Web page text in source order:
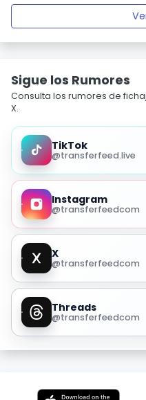
Sigue los Rumores
Consulta los rumores de
X.
TikTok
@transferfeed.live
Instagram
@transferfeedcom
X
@transferfeedcom
Threads
@transferfeedcom